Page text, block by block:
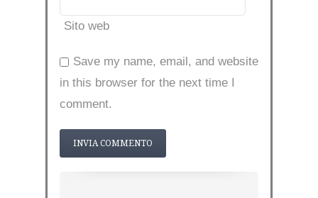
Sito web
Save my name, email, and website
in this browser for the next time I
comment.